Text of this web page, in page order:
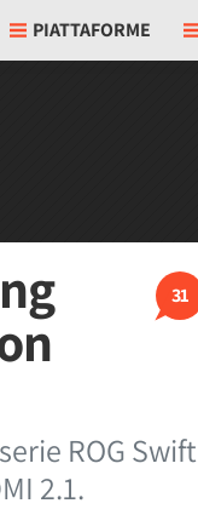
PIATTAFORME
31
ROG Swift
2.1.